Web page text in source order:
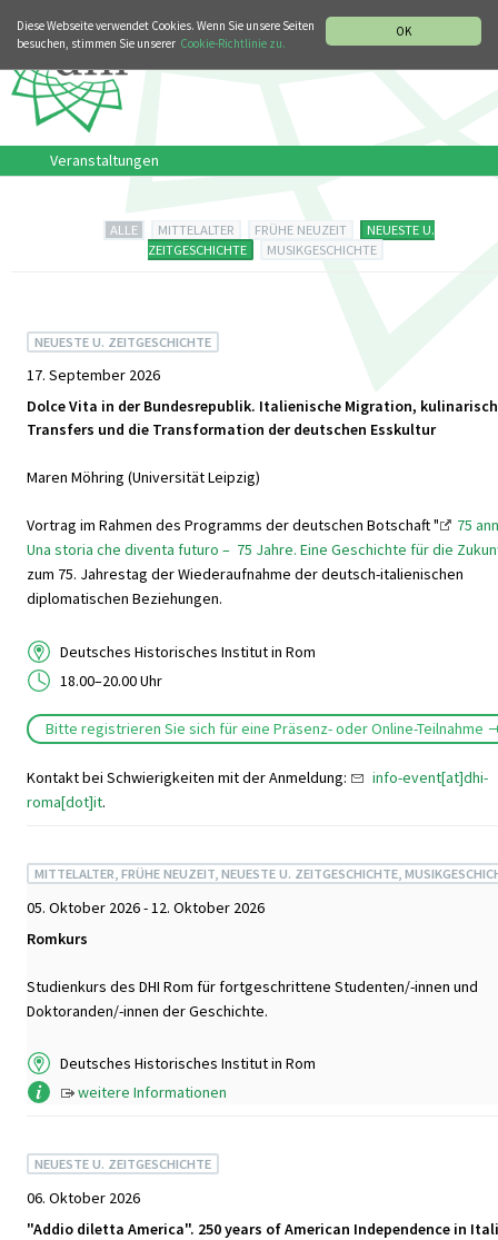
OK
Diese Webseite verwendet Cookies. Wenn Sie unsere Seiten
besuchen, stimmen Sie unserer Cookie-Richtlinie zu.
Veranstaltungen
ALLE MITTELALTER FRÜHE NEUZEIT
NEUESTE U.
ZEITGESCHICHTE
MUSIKGESCHICHTE
NEUESTE U. ZEITGESCHICHTE
17. September 2026
Dolce Vita in der Bundesrepublik. Italienische Migration,
Transfers und die Transformation der deutschen Esskultur
Maren Möhring (Universität Leipzig)
Vortrag im Rahmen des Programms der deutschen Botschaft "
75
Una storia che diventa futuro – 75 Jahre. Eine Geschichte für die
zum 75. Jahrestag der Wiederaufnahme der deutsch-italienischen
diplomatischen Beziehungen.
Deutsches Historisches Institut in Rom
18.00–20.00 Uhr
Bitte registrieren Sie sich für eine Präsenz- oder Online-Teilnahme
Kontakt bei Schwierigkeiten mit der Anmeldung:
info-event[at]dhi-
roma[dot]it.
MITTELALTER, FRÜHE NEUZEIT, NEUESTE U. ZEITGESCHICHTE,
05. Oktober 2026 - 12. Oktober 2026
Romkurs
Studienkurs des DHI Rom für fortgeschrittene Studenten/-innen und
Doktoranden/-innen der Geschichte.
Deutsches Historisches Institut in Rom
weitere Informationen
NEUESTE U. ZEITGESCHICHTE
06. Oktober 2026
"Addio diletta America". 250 years of American Independence in